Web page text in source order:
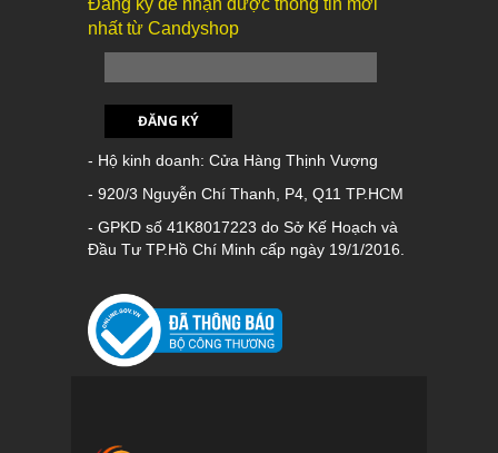
nhất từ Candyshop
ĐĂNG KÝ
- Hộ kinh doanh: Cửa Hàng Thịnh Vượng
- 920/3 Nguyễn Chí Thanh, P4, Q11 TP.HCM
- GPKD số 41K8017223 do Sở Kế Hoạch và
Đầu Tư TP.Hồ Chí Minh cấp ngày 19/1/2016.